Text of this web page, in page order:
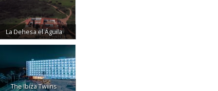
La Dehesa el Águila
The Ibiza Twiins